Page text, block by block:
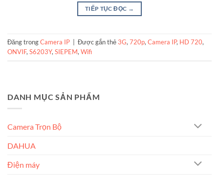
TIẾP TỤC ĐỌC →
Đăng trongCamera IP Được gắn thẻ3G, 720p, Camera IP, HD 720,
ONVIF, S6203Y, SIEPEM, Wifi
DANH MỤC SẢN PHẨM
Camera Trọn Bộ
DAHUA
Điện máy